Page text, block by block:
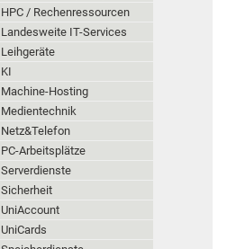
HPC / Rechenressourcen
Landesweite IT-Services
Leihgeräte
KI
Machine-Hosting
Medientechnik
Netz&Telefon
PC-Arbeitsplätze
Serverdienste
Sicherheit
UniAccount
UniCards